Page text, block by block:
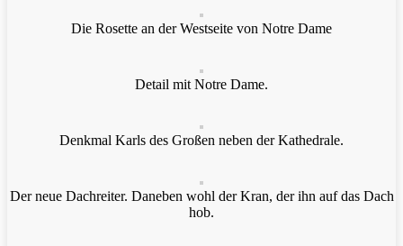
Die Rosette an der Westseite von Notre Dame
Detail mit Notre Dame.
Denkmal Karls des Großen neben der Kathedrale.
Der neue Dachreiter. Daneben wohl der Kran, der ihn auf das Dach
hob.